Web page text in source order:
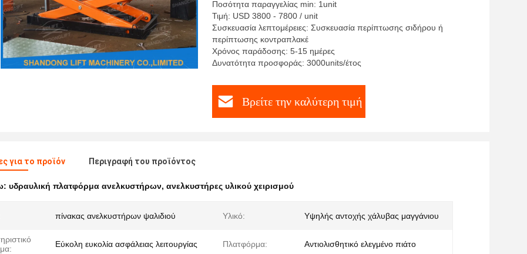
Ποσότητα παραγγελίας min: 1unit
Τιμή: USD 3800 - 7800 / unit
Συσκευασία λεπτομέρειες: Συσκευασία περίπτωσης σιδήρου ή
περίπτωσης κοντραπλακέ
Χρόνος παράδοσης: 5-15 ημέρες
Δυνατότητα προσφοράς: 3000units/έτος
Βρείτε την καλύτερη τιμή
για το προϊόν Περιγραφή του προϊόντος
υδραυλική πλατφόρμα ανελκυστήρων, ανελκυστήρες υλικού χειρισμού
πίνακας ανελκυστήρων ψαλιδιού Υλικό: Υψηλής αντοχής χάλυβας μαγγάνιου
Εύκολη ευκολία ασφάλειας λειτουργίας Πλατφόρμα: Αντιολισθητικό ελεγμένο πιάτο